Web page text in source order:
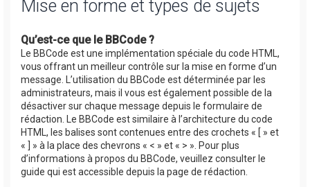
Mise en forme et types de sujets
Qu’est-ce que le BBCode ?
Le BBCode est une implémentation spéciale du code HTML,
vous offrant un meilleur contrôle sur la mise en forme d’un
message. L’utilisation du BBCode est déterminée par les
administrateurs, mais il vous est également possible de la
désactiver sur chaque message depuis le formulaire de
rédaction. Le BBCode est similaire à l’architecture du code
HTML, les balises sont contenues entre des crochets « [ » et
« ] » à la place des chevrons « < » et « > ». Pour plus
d’informations à propos du BBCode, veuillez consulter le
guide qui est accessible depuis la page de rédaction.